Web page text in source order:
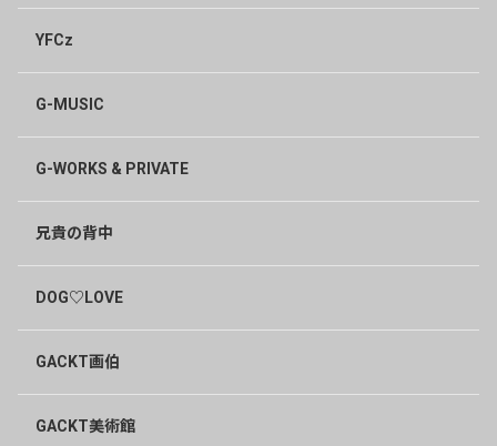
ねこすけ
YFCz
G-MUSIC
G-WORKS & PRIVATE
兄貴の背中
DOG♡LOVE
GACKT画伯
GACKT美術館